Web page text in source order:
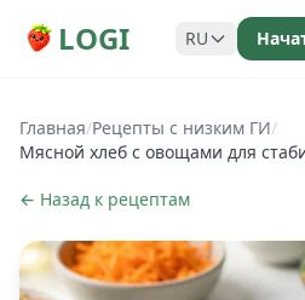
LOGI RU
Главная/Рецепты с низким ГИ/
Мясной хлеб с овощами для
← Назад к рецептам